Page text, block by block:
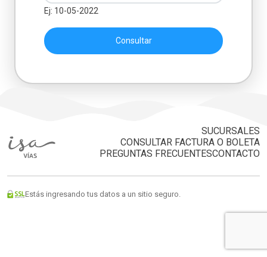
Ej: 10-05-2022
Consultar
SUCURSALES
CONSULTAR FACTURA O BOLETA
PREGUNTAS FRECUENTESCONTACTO
Estás ingresando tus datos a un sitio seguro.